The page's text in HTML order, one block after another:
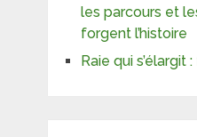
les parcours et
forgent l’histoire
Raie qui s’élargit